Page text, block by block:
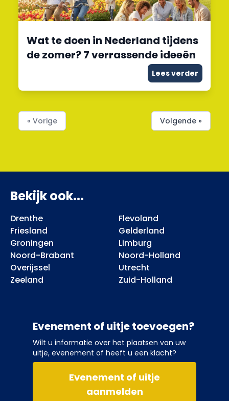
Wat te doen in Nederland tijdens
de zomer? 7 verrassende ideeën
Lees verder
« Vorige Volgende »
Bekijk ook...
Drenthe
Flevoland
Friesland
Gelderland
Groningen
Limburg
Noord-Brabant
Noord-Holland
Overijssel
Utrecht
Zeeland
Zuid-Holland
Evenement of uitje toevoegen?
Wilt u informatie over het plaatsen van uw
uitje, evenement of heeft u een klacht?
Evenement of uitje
aanmelden